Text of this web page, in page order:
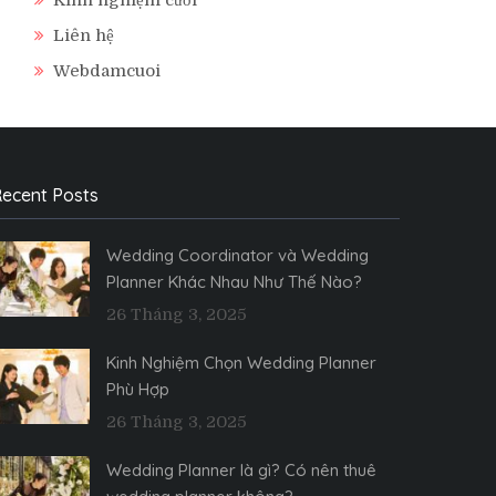
Liên hệ
Webdamcuoi
Posts
Wedding Coordinator và Wedding
Planner Khác Nhau Như Thế Nào?
26 Tháng 3, 2025
Kinh Nghiệm Chọn Wedding Planner
Phù Hợp
26 Tháng 3, 2025
Wedding Planner là gì? Có nên thuê